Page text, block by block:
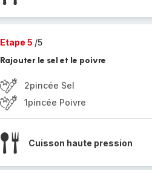
Etape 5 /5
Rajouter le sel et le poivre
2pincée Sel
1pincée Poivre
Cuisson haute pression